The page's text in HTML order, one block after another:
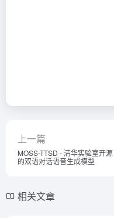
上一篇
MOSS-TTSD - 清华实验室开源
的双语对话语音生成模型
相关文章